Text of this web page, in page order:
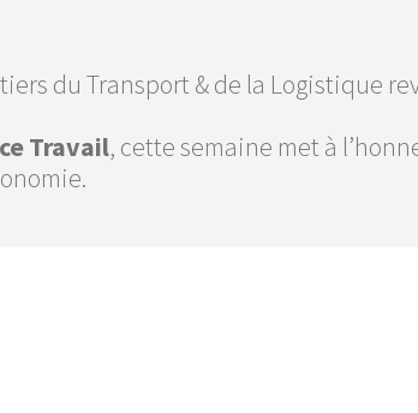
du Transport & de la Logistique
Travail, cette semaine met à